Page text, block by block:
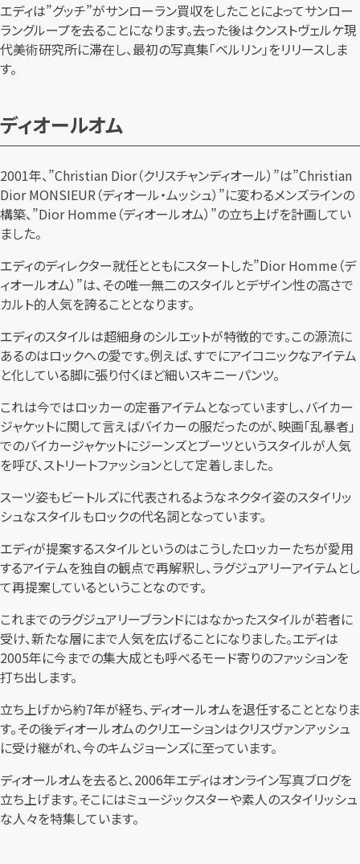
エディは”グッチ”がサンローラン買収をしたことによってサンロー
ラングループを去ることになります。去った後はクンストヴェルケ現
代美術研究所に滞在し、最初の写真集「ベルリン」をリリースしま
す。
ディオールオム
2001年、”Christian Dior（クリスチャンディオール）”は”Christian
Dior MONSIEUR（ディオール・ムッシュ）”に変わるメンズラインの
構築、”Dior Homme（ディオールオム）”の立ち上げを計画してい
ました。
エディのディレクター就任とともにスタートした”Dior Homme（デ
ィオールオム）”は、その唯一無二のスタイルとデザイン性の高さで
カルト的人気を誇ることとなります。
エディのスタイルは超細身のシルエットが特徴的です。この源流に
あるのはロックへの愛です。例えば、すでにアイコニックなアイテム
と化している脚に張り付くほど細いスキニーパンツ。
これは今ではロッカーの定番アイテムとなっていますし、バイカー
ジャケットに関して言えばバイカーの服だったのが、映画「乱暴者」
でのバイカージャケットにジーンズとブーツというスタイルが人気
を呼び、ストリートファッションとして定着しました。
スーツ姿もビートルズに代表されるようなネクタイ姿のスタイリッ
シュなスタイルもロックの代名詞となっています。
エディが提案するスタイルというのはこうしたロッカーたちが愛用
するアイテムを独自の観点で再解釈し、ラグジュアリーアイテムとし
て再提案しているということなのです。
これまでのラグジュアリーブランドにはなかったスタイルが若者に
受け、新たな層にまで人気を広げることになりました。エディは
2005年に今までの集大成とも呼べるモード寄りのファッションを
打ち出します。
立ち上げから約7年が経ち、ディオールオムを退任することとなりま
す。その後ディオールオムのクリエーションはクリスヴァンアッシュ
に受け継がれ、今のキムジョーンズに至っています。
ディオールオムを去ると、2006年エディはオンライン写真ブログを
立ち上げます。そこにはミュージックスターや素人のスタイリッシュ
な人々を特集しています。